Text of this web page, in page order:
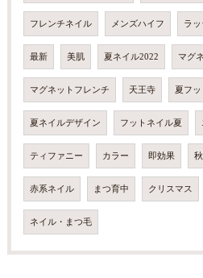
フレンチネイル メンズハイフ ラッ
最新 美肌 夏ネイル2022 マグ
マグネットフレンチ 天王寺 夏フ
夏ネイルデザイン フットネイル夏
ティファニー カラー 即効果
赤系ネイル まつ育中 クリスマス
ネイル・まつ毛